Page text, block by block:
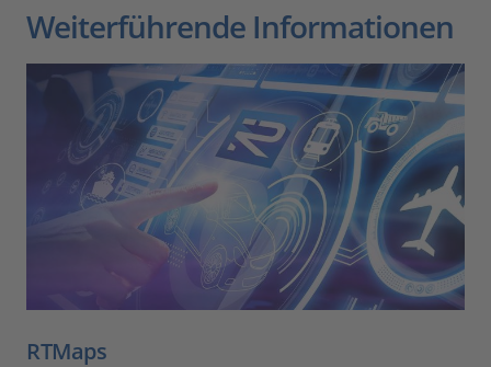
Weiterführende Informationen
RTMaps